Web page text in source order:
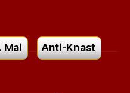
Mai Anti-Knast